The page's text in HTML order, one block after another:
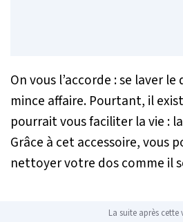
On vous l’accorde : se laver le
mince affaire. Pourtant, il
pourrait vous faciliter la vie :
Grâce à cet accessoire, vous
nettoyer votre dos comme il
La suite après cette